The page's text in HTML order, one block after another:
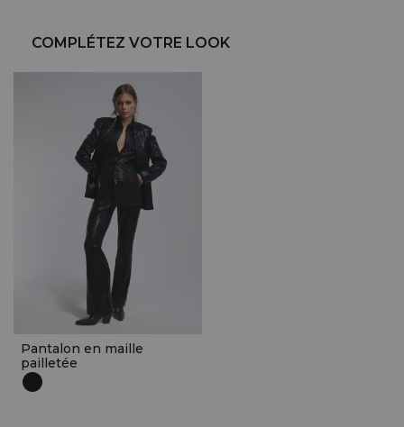
COMPLÉTEZ VOTRE LOOK
Pantalon en maille
pailletée